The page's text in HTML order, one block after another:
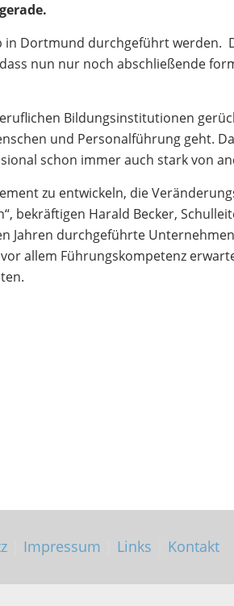
Dortmund durchgeführt werden.
nun nur noch abschließende
Bildungsinstitutionen
und Personalführung geht.
schon immer auch stark von
zu entwickeln, die
bekräftigen Harald Becker,
Jahren durchgeführte
allem Führungskompetenz
Impressum Links Kontakt